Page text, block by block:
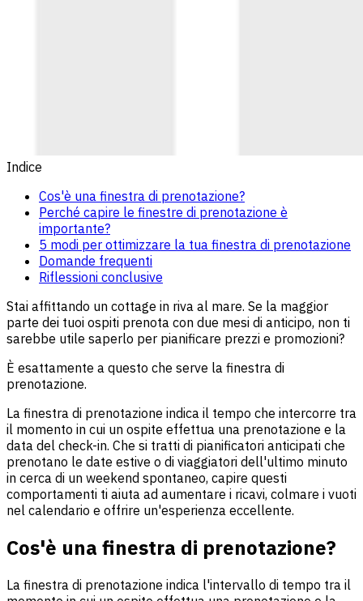
Indice
Cos'è una finestra di prenotazione?
Perché capire le finestre di prenotazione è
importante?
5 modi per ottimizzare la tua finestra di prenotazione
Domande frequenti
Riflessioni conclusive
Stai affittando un cottage in riva al mare. Se la maggior
parte dei tuoi ospiti prenota con due mesi di anticipo, non ti
sarebbe utile saperlo per pianificare prezzi e promozioni?
È esattamente a questo che serve la finestra di
prenotazione.
La finestra di prenotazione indica il tempo che intercorre tra
il momento in cui un ospite effettua una prenotazione e la
data del check-in. Che si tratti di pianificatori anticipati che
prenotano le date estive o di viaggiatori dell'ultimo minuto
in cerca di un weekend spontaneo, capire questi
comportamenti ti aiuta ad aumentare i ricavi, colmare i vuoti
nel calendario e offrire un'esperienza eccellente.
Cos'è una finestra di prenotazione?
La finestra di prenotazione indica l'intervallo di tempo tra il